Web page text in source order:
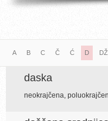
A B C Č Ć D DŽ
daska
neokrajčena,